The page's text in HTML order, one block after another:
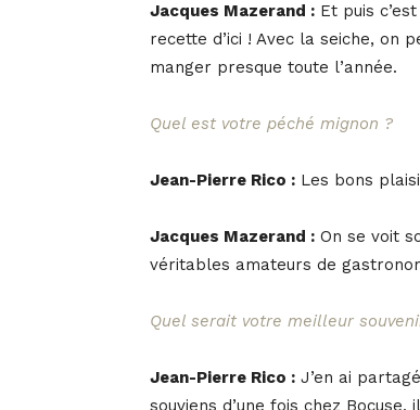
Jacques Mazerand : Et puis
recette d’ici ! Avec la seiche, on
manger presque toute l’année.
Quel est votre péché mignon ?
Jean-Pierre Rico : Les bons
Jacques Mazerand : On se voit
véritables amateurs de
Quel serait votre meilleur
Jean-Pierre Rico : J’en ai